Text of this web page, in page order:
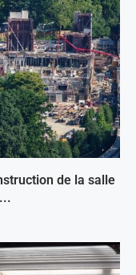
de la salle